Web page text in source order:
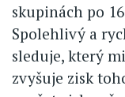
skupinách po
Spolehlivý a
sleduje, který
zvyšuje zisk